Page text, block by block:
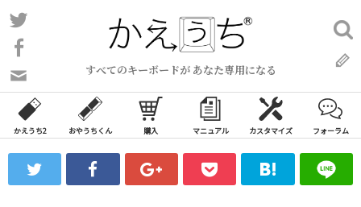
コ
ン
ン
ツ
ス
ッ
すべてのキーボードが あなた専用になる
い
合
わ
フ
ォ
検
索:
かえうち2 おやうちくん 購入 マニュアル カスタマイズ フォーラム